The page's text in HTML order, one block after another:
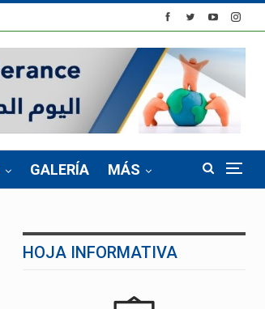
GALERÍA MÁS
HOJA INFORMATIVA